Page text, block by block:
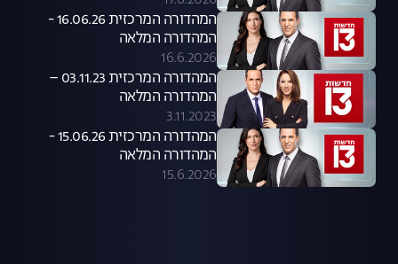
המהדורה המרכזית 16.06.26 -
המהדורה המלאה
16.6.2026
המהדורה המרכזית 03.11.23 –
המהדורה המלאה
3.11.2023
המהדורה המרכזית 15.06.26 -
המהדורה המלאה
15.6.2026